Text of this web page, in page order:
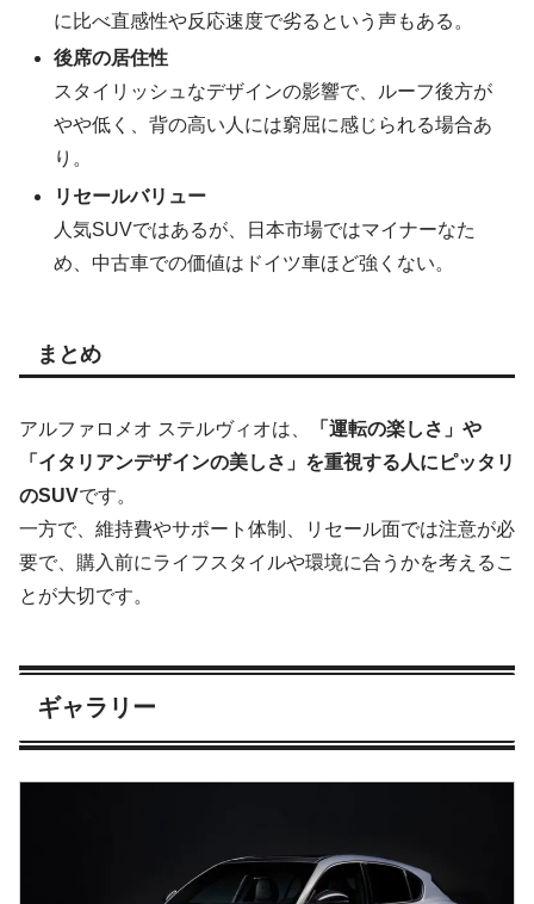
に比べ直感性や反応速度で劣るという声もある。
後席の居住性
スタイリッシュなデザインの影響で、ルーフ後方が
やや低く、背の高い人には窮屈に感じられる場合あ
り。
リセールバリュー
人気SUVではあるが、日本市場ではマイナーなた
め、中古車での価値はドイツ車ほど強くない。
まとめ
アルファロメオ ステルヴィオは、
「運転の楽しさ」や
「イタリアンデザインの美しさ」を重視する人にピッタリ
のSUVです。
一方で、維持費やサポート体制、リセール面では注意が必
要で、購入前にライフスタイルや環境に合うかを考えるこ
とが大切です。
ギャラリー